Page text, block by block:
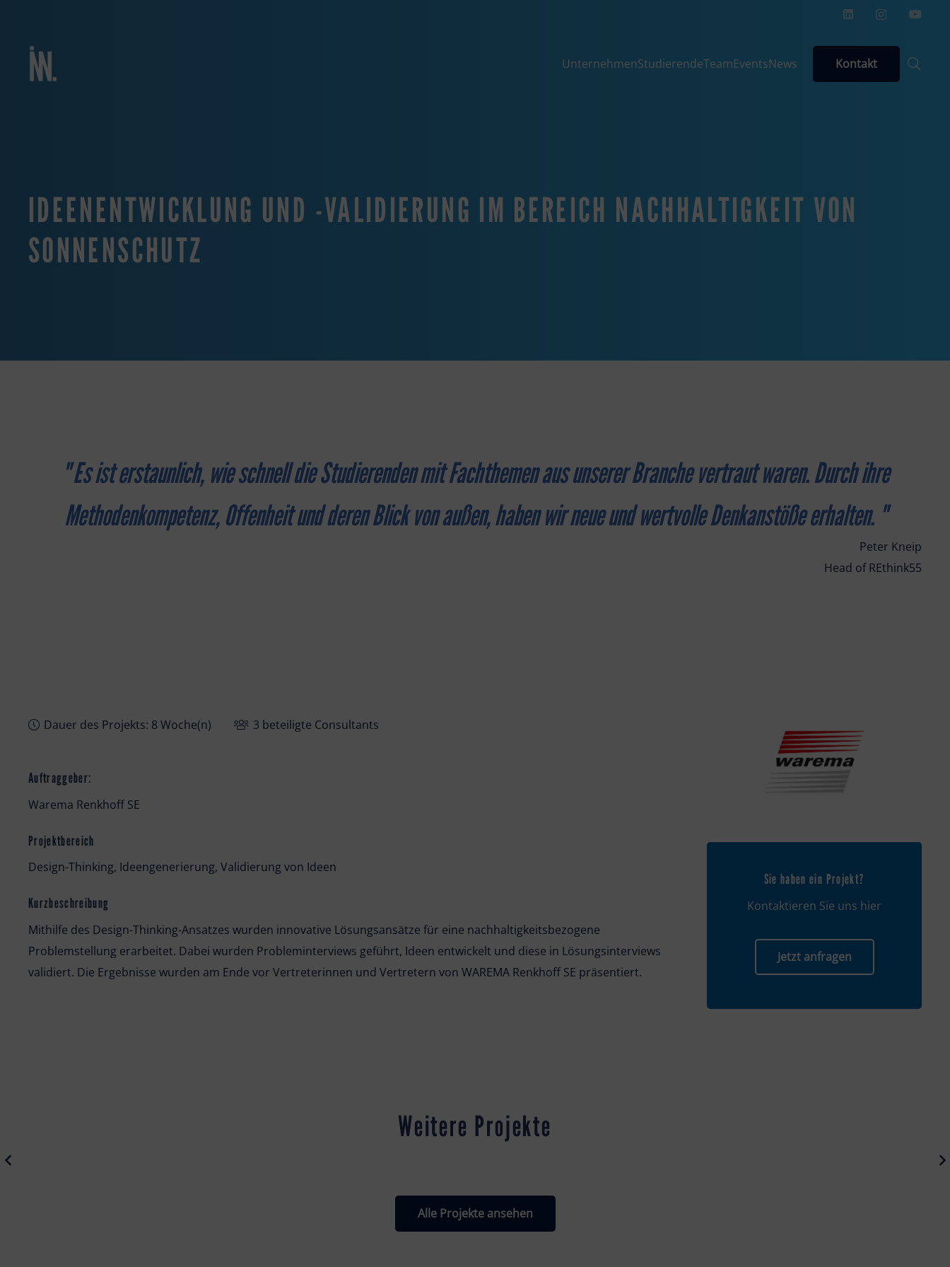
UnternehmenStudierendeTeamEventsNews Kontakt
IDEENENTWICKLUNG UND -VALIDIERUNG IM BEREICH NACHHALTIGKEIT VON
SONNENSCHUTZ
"Es ist erstaunlich, wie schnell die Studierenden mit Fachthemen aus unserer Branche vertraut waren. Durch ihre
Methodenkompetenz, Offenheit und deren Blick von außen, haben wir neue und wertvolle Denkanstöße erhalten. "
Peter Kneip
Head of REthink55
Dauer des Projekts: 8 Woche(n) 3 beteiligte Consultants
Auftraggeber:
Warema Renkhoff SE
Projektbereich
Design-Thinking, Ideengenerierung, Validierung von Ideen
Kurzbeschreibung
Mithilfe des Design-Thinking-Ansatzes wurden innovative Lösungsansätze für eine nachhaltigkeitsbezogene
Problemstellung erarbeitet. Dabei wurden Probleminterviews geführt, Ideen entwickelt und diese in Lösungsinterviews
validiert. Die Ergebnisse wurden am Ende vor Vertreterinnen und Vertretern von WAREMA Renkhoff SE präsentiert.
Sie haben ein Projekt?
Kontaktieren Sie uns hier
Jetzt anfragen
Weitere Projekte
Alle Projekte ansehen